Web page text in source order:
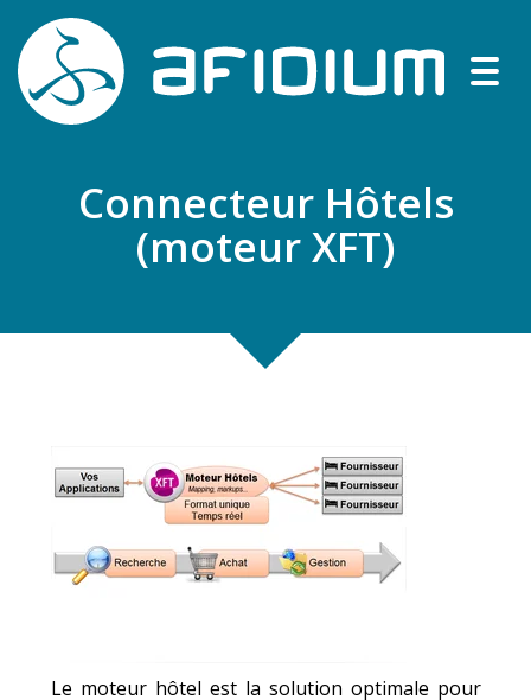
Connecteur Hôtels
(moteur XFT)
Le moteur hôtel est la solution optimale pour